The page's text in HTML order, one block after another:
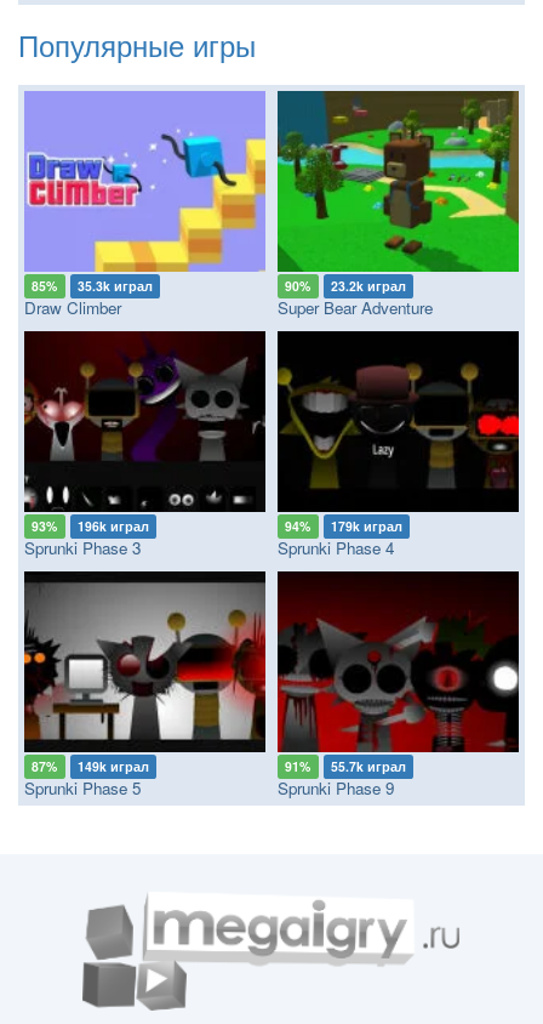
Популярные игры
85% 35.3k играл
Draw Climber
90% 23.2k играл
Super Bear Adventure
93% 196k играл
Sprunki Phase 3
94% 179k играл
Sprunki Phase 4
87% 149k играл
Sprunki Phase 5
91% 55.7k играл
Sprunki Phase 9